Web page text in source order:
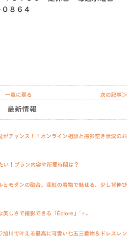
８６４
次の記事＞
一覧に戻る
最新情報
がチャンス！！オンライン相談と撮影空き状況のお
い！プラン内容や所要時間は？
とモダンの融合。深紅の着物で魅せる、少し背伸び
美しさで撮影できる「Éclore」˚✧₊
川で叶える最高に可愛い七五三着物＆ドレスレン